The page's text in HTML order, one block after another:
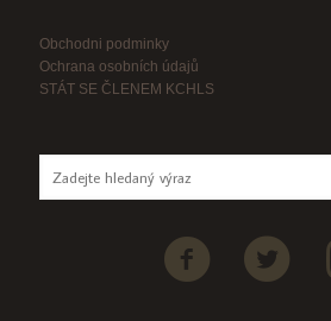
Obchodni podminky
Ochrana osobních údajů
STÁT SE ČLENEM KCHLS